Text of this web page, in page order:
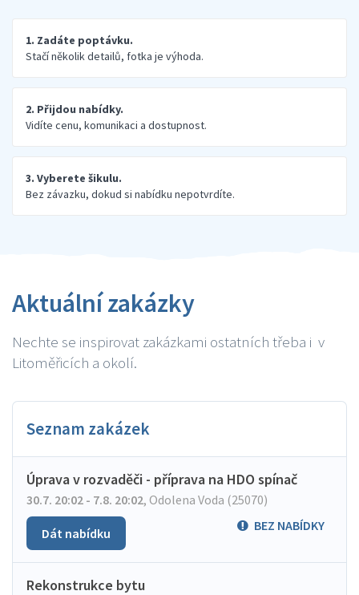
1. Zadáte poptávku.
Stačí několik detailů, fotka je výhoda.
2. Přijdou nabídky.
Vidíte cenu, komunikaci a dostupnost.
3. Vyberete šikulu.
Bez závazku, dokud si nabídku nepotvrdíte.
Aktuální zakázky
Nechte se inspirovat zakázkami ostatních třeba i v
Litoměřicích a okolí.
Seznam zakázek
Úprava v rozvaděči - příprava na HDO spínač
30.7. 20:02 - 7.8. 20:02, Odolena Voda (25070)
BEZ NABÍDKY
Dát nabídku
Rekonstrukce bytu